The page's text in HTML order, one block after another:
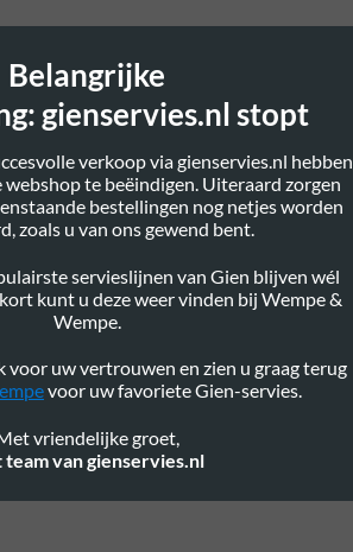
Belangrijke
gienservies.nl stopt
verkoop via gienservies.nl hebben
webshop te beëindigen. Uiteraard zorgen
bestellingen nog netjes worden
zoals u van ons gewend bent.
servieslijnen van Gien blijven wél
kunt u deze weer vinden bij Wempe &
Wempe.
voor uw vertrouwen en zien u graag terug
voor uw favoriete Gien-servies.
vriendelijke groet,
team van gienservies.nl